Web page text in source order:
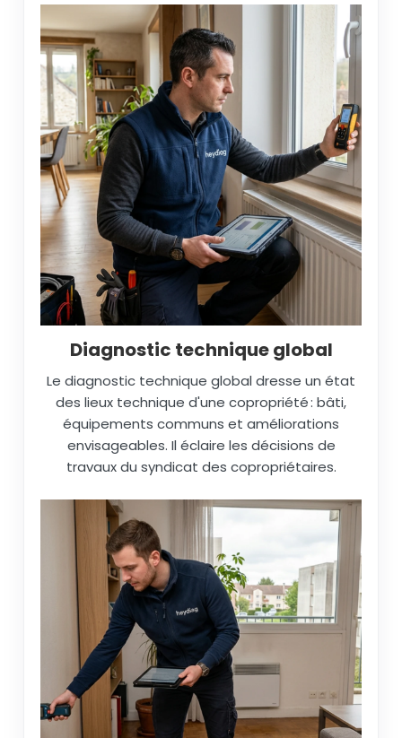
Diagnostic technique global
Le diagnostic technique global dresse un état
des lieux technique d'une copropriété : bâti,
équipements communs et améliorations
envisageables. Il éclaire les décisions de
travaux du syndicat des copropriétaires.